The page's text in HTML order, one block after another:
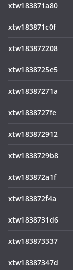
xtw183871a80
xtw183871c0f
xtw183872208
xtw1838725e5
xtw18387271a
xtw1838727fe
xtw183872912
xtw1838729b8
xtw183872a1f
xtw183872f4a
xtw1838731d6
xtw183873337
xtw18387347d